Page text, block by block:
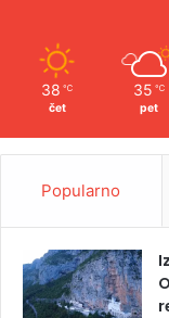
38 ℃
čet
35 ℃
pet
Popularno